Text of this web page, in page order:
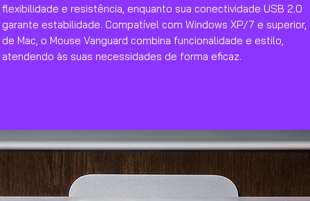
flexibilidade e resistência, enquanto sua conectividade USB 2.0
garante estabilidade. Compatível com Windows XP/7 e superior,
de Mac, o Mouse Vanguard combina funcionalidade e estilo,
atendendo às suas necessidades de forma eficaz.